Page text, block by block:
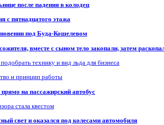
после падения в колодец
с пятнадцатого этажа
под Буда-Кошелевом
вместе с сыном тело закопали, затем
технику и вид льда для бизнеса
и принцип работы
на пассажирский автобус
стала квестом
свет и оказался под колесами автомобиля